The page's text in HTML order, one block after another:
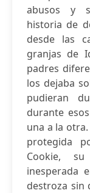
abusos y
historia de
desde las
granjas de
padres
los dejaba
pudieran
durante
una a la
protegida
Cookie,
inesperada
destroza sin